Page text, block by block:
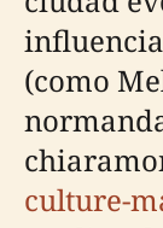
(como
culture-